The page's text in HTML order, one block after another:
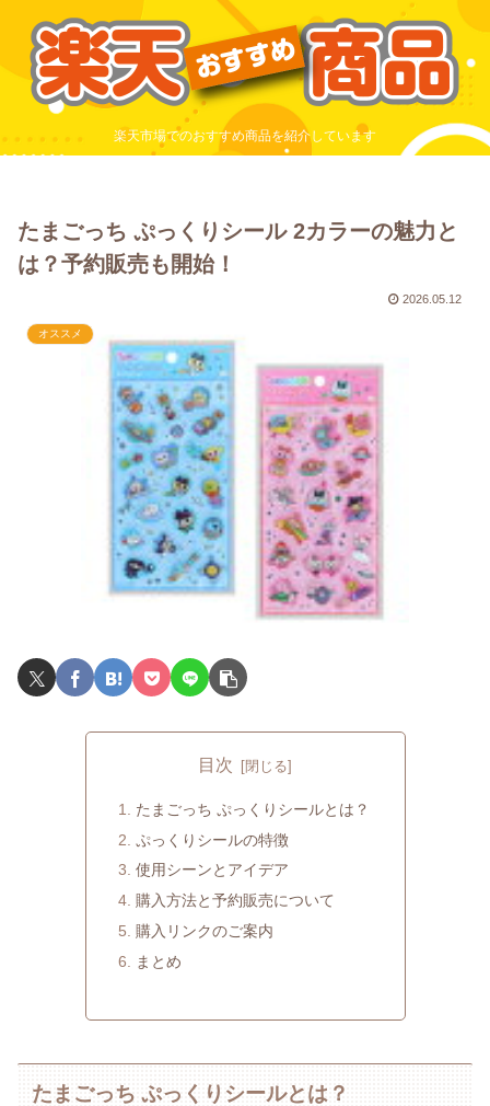
楽天市場でのおすすめ商品を紹介しています
たまごっち ぷっくりシール 2カラーの魅力と
は？予約販売も開始！
2026.05.12
オススメ
目次
たまごっち ぷっくりシールとは？
ぷっくりシールの特徴
使用シーンとアイデア
購入方法と予約販売について
購入リンクのご案内
まとめ
たまごっち ぷっくりシールとは？